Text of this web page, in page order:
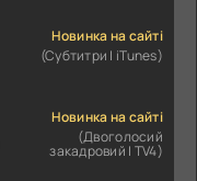
Новинка на сайті
(Субтитри | iTunes)
Новинка на сайті
(Двоголосий
закадровий | TV4)